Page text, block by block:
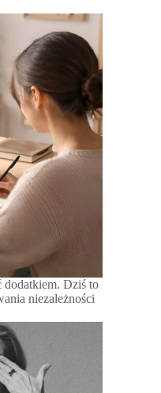
dodatkiem. Dziś to
niezależności